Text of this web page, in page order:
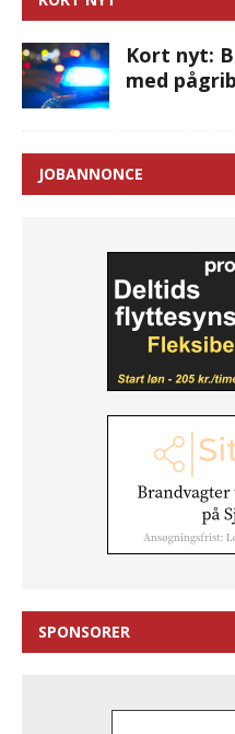
Kort nyt:
med
JOBANNONCE
SPONSORER